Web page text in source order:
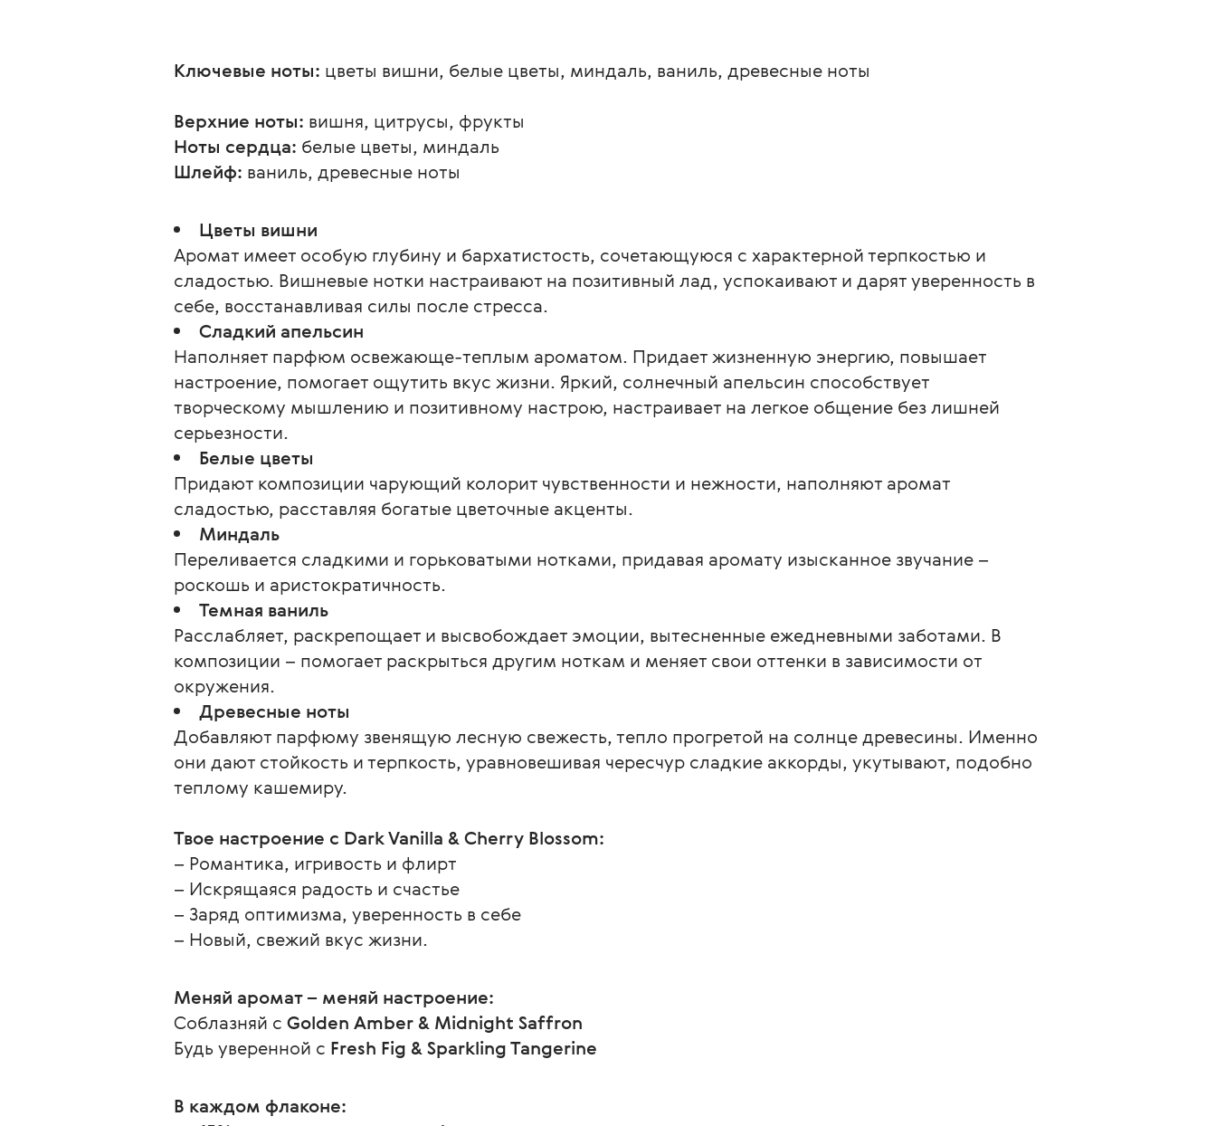
Ключевые ноты: цветы вишни, белые цветы, миндаль, ваниль, древесные ноты
Верхние ноты: вишня, цитрусы, фрукты
Ноты сердца: белые цветы, миндаль
Шлейф: ваниль, древесные ноты
Цветы вишни
Аромат имеет особую глубину и бархатистость, сочетающуюся с характерной терпкостью и
сладостью. Вишневые нотки настраивают на позитивный лад, успокаивают и дарят уверенность в
себе, восстанавливая силы после стресса.
Сладкий апельсин
Наполняет парфюм освежающе-теплым ароматом. Придает жизненную энергию, повышает
настроение, помогает ощутить вкус жизни. Яркий, солнечный апельсин способствует
творческому мышлению и позитивному настрою, настраивает на легкое общение без лишней
серьезности.
Белые цветы
Придают композиции чарующий колорит чувственности и нежности, наполняют аромат
сладостью, расставляя богатые цветочные акценты.
Миндаль
Переливается сладкими и горьковатыми нотками, придавая аромату изысканное звучание –
роскошь и аристократичность.
Темная ваниль
Расслабляет, раскрепощает и высвобождает эмоции, вытесненные ежедневными заботами. В
композиции – помогает раскрыться другим ноткам и меняет свои оттенки в зависимости от
окружения.
Древесные ноты
Добавляют парфюму звенящую лесную свежесть, тепло прогретой на солнце древесины. Именно
они дают стойкость и терпкость, уравновешивая чересчур сладкие аккорды, укутывают, подобно
теплому кашемиру.
Твое настроение с Dark Vanilla & Cherry Blossom:
– Романтика, игривость и флирт
– Искрящаяся радость и счастье
– Заряд оптимизма, уверенность в себе
– Новый, свежий вкус жизни.
Меняй аромат – меняй настроение:
Соблазняй с Golden Amber & Midnight Saffron
Будь уверенной с Fresh Fig & Sparkling Tangerine
В каждом флаконе: